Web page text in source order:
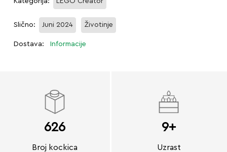
Slično: Juni 2024 Životinje
Dostava: Informacije
626
Broj kockica
9+
Uzrast